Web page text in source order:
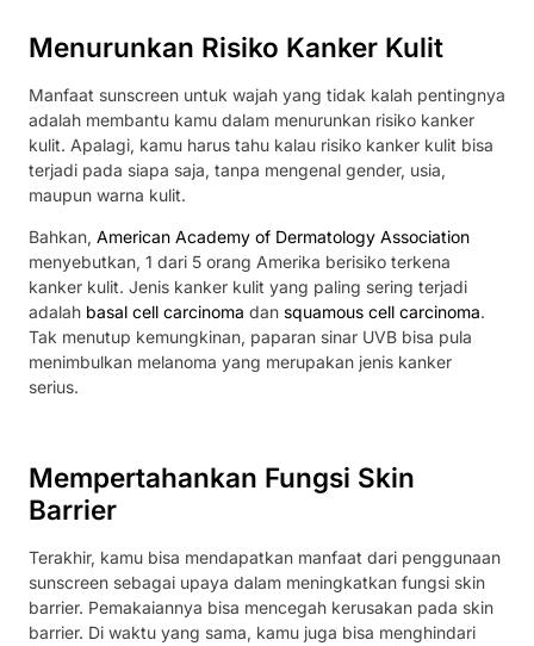
Menurunkan Risiko Kanker Kulit
Manfaat sunscreen untuk wajah yang tidak kalah pentingnya
adalah membantu kamu dalam menurunkan risiko kanker
kulit. Apalagi, kamu harus tahu kalau risiko kanker kulit bisa
terjadi pada siapa saja, tanpa mengenal gender, usia,
maupun warna kulit.
Bahkan, American Academy of Dermatology Association
menyebutkan, 1 dari 5 orang Amerika berisiko terkena
kanker kulit. Jenis kanker kulit yang paling sering terjadi
adalah basal cell carcinoma dan squamous cell carcinoma.
Tak menutup kemungkinan, paparan sinar UVB bisa pula
menimbulkan melanoma yang merupakan jenis kanker
serius.
Mempertahankan Fungsi Skin
Barrier
Terakhir, kamu bisa mendapatkan manfaat dari penggunaan
sunscreen sebagai upaya dalam meningkatkan fungsi skin
barrier. Pemakaiannya bisa mencegah kerusakan pada skin
barrier. Di waktu yang sama, kamu juga bisa menghindari